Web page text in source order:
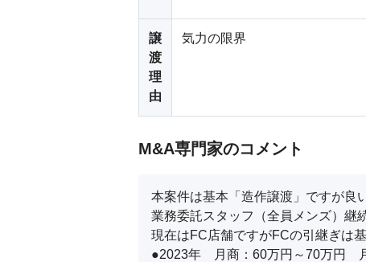
譲
渡
理
由
気力の限界
M&A専門家のコメント
本案件は基本「造作譲渡」ですが良
業務委託スタッフ（全員メンズ）継
現在はFC店舗ですがFCの引継ぎは基
●2023年　月商：60万円～70万円